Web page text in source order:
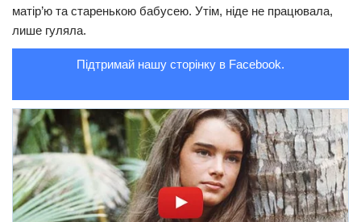
матір’ю та старенькою бабусею. Утім, ніде не працювала,
лише гуляла.
Підтримай нашу сторінку в Facebook.